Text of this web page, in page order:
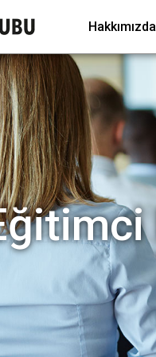
Hakkımızda